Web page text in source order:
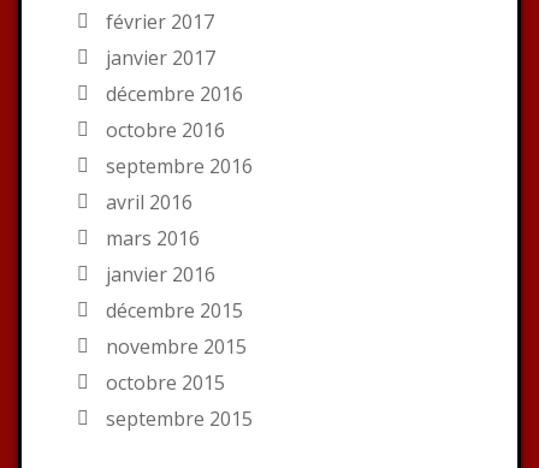
février 2017
janvier 2017
décembre 2016
octobre 2016
septembre 2016
avril 2016
mars 2016
janvier 2016
décembre 2015
novembre 2015
octobre 2015
septembre 2015